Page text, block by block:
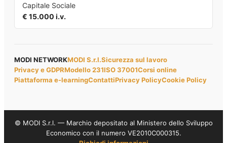
Capitale Sociale
€ 15.000 i.v.
MODI NETWORKMODI S.r.l.Sicurezza sul lavoro
Privacy e GDPRModello 231ISO 37001Corsi online
Piattaforma e-learningContattiPrivacy PolicyCookie Policy
© MODI S.r.l. — Marchio depositato al Ministero dello Sviluppo
Economico con il numero VE2010C000315.